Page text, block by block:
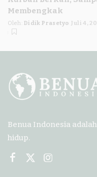
Membengkak
Posted
by
Oleh: Didik Prasetyo Juli 4,
Benua Indonesia
hidup.